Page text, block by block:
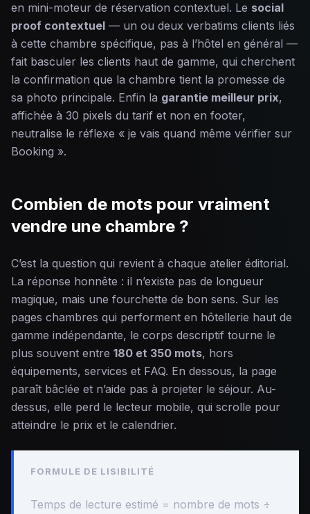
en mini-moteur de réservation contextuel. Le social
proof contextuel — un ou deux verbatims clients liés
à cette chambre spécifique, pas à l’hôtel en général —
fait basculer les clients haut de gamme, qui cherchent
la confirmation que la chambre tient la promesse de
sa photo principale. Enfin la garantie meilleur prix,
affichée à 30 pixels du tarif et non en footer,
neutralise le réflexe « je vais quand même vérifier sur
Booking ».
Combien de mots pour vraiment
vendre une chambre ?
C’est la question qui revient à chaque atelier éditorial.
La réponse honnête : il n’existe pas de longueur
magique, mais une fourchette de bon sens. Sur les
pages chambres qui performent en hôtellerie haut de
gamme indépendante, le corps descriptif tourne le
plus souvent entre 180 et 350 mots, hors
équipements, services et FAQ. En dessous, la page
paraît bâclée et n’aide pas à projeter le séjour. Au-
dessus, elle perd le lecteur mobile, qui scrolle pour
atteindre le prix et le calendrier.
FORMULE DE LISIBILITÉ
Temps de lecture estimé = nombre de mots ÷